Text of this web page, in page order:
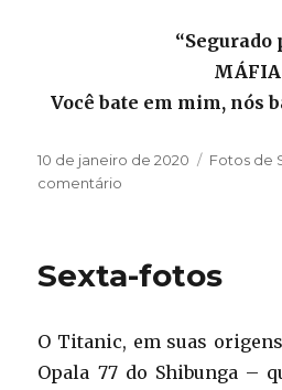
“Segurado
MÁFIA
Você bate em mim, nós
Publicado
em
10 de janeiro de 2020 Fotos de
comentário
Sexta-fotos
O Titanic, em suas
Opala 77 do Shibunga –